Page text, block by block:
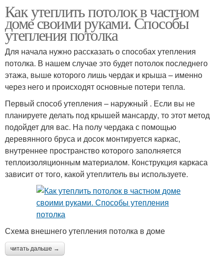
Как утеплить потолок в частном
доме своими руками. Способы
утепления потолка
Для начала нужно рассказать о способах утепления
потолка. В нашем случае это будет потолок последнего
этажа, выше которого лишь чердак и крыша – именно
через него и происходят основные потери тепла.
Первый способ утепления – наружный . Если вы не
планируете делать под крышей мансарду, то этот метод
подойдет для вас. На полу чердака с помощью
деревянного бруса и досок монтируется каркас,
внутреннее пространство которого заполняется
теплоизоляционным материалом. Конструкция каркаса
зависит от того, какой утеплитель вы используете.
Схема внешнего утепления потолка в доме
читать дальше →